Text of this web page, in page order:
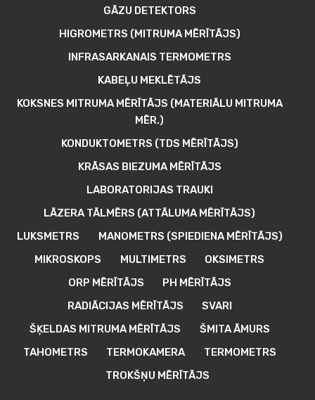
GĀZU DETEKTORS
HIGROMETRS (MITRUMA MĒRĪTĀJS)
INFRASARKANAIS TERMOMETRS
KABEĻU MEKLĒTĀJS
KOKSNES MITRUMA MĒRĪTĀJS (MATERIĀLU MITRUMA
MĒR.)
KONDUKTOMETRS (TDS MĒRĪTĀJS)
KRĀSAS BIEZUMA MĒRĪTĀJS
LABORATORIJAS TRAUKI
LĀZERA TĀLMĒRS (ATTĀLUMA MĒRĪTĀJS)
LUKSMETRS
MANOMETRS (SPIEDIENA MĒRĪTĀJS)
MIKROSKOPS
MULTIMETRS
OKSIMETRS
ORP MĒRĪTĀJS
PH MĒRĪTĀJS
RADIĀCIJAS MĒRĪTĀJS
SVARI
ŠĶELDAS MITRUMA MĒRĪTĀJS
ŠMITA ĀMURS
TAHOMETRS
TERMOKAMERA
TERMOMETRS
TROKŠŅU MĒRĪTĀJS